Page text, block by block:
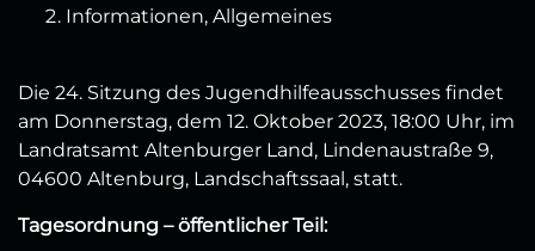
Informationen, Allgemeines
Die 24. Sitzung des Jugendhilfeausschusses findet
am Donnerstag, dem 12. Oktober 2023, 18:00 Uhr, im
Landratsamt Altenburger Land, Lindenaustraße 9,
04600 Altenburg, Landschaftssaal, statt.
Tagesordnung – öffentlicher Teil: